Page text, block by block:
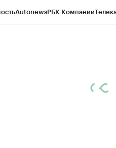
AutonewsРБК Компании